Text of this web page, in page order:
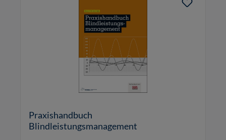
Praxishandbuch
Blindleistungsmanagement